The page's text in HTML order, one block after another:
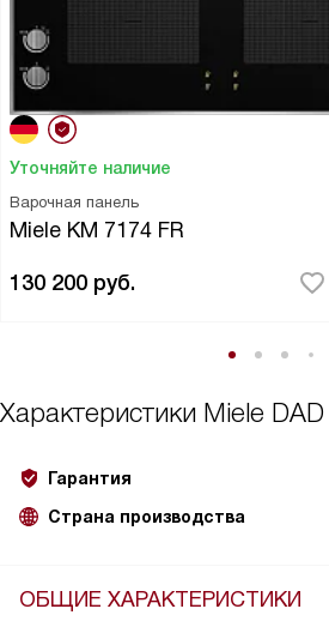
Уточняйте наличие
Варочная панель
Miele KM 7174 FR
130 200 руб.
Характеристики Miele
Гарантия
Страна производства
ОБЩИЕ ХАРАКТЕРИСТИКИ